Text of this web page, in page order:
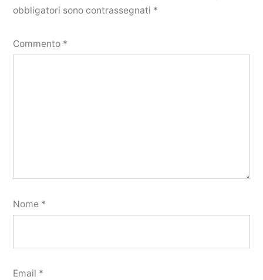
obbligatori sono contrassegnati *
Commento *
Nome *
Email *